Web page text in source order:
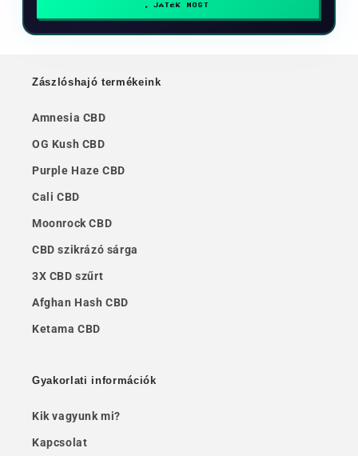
JÁTÉK MOST
Zászlóshajó termékeink
Amnesia CBD
OG Kush CBD
Purple Haze CBD
Cali CBD
Moonrock CBD
CBD szikrázó sárga
3X CBD szűrt
Afghan Hash CBD
Ketama CBD
Gyakorlati információk
Kik vagyunk mi?
Kapcsolat